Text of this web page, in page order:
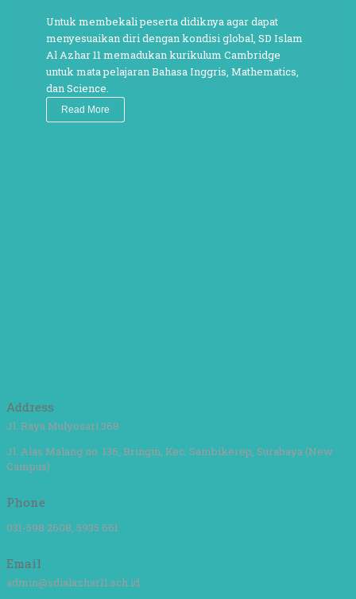
Untuk membekali peserta didiknya agar dapat
menyesuaikan diri dengan kondisi global, SD Islam
Al Azhar 11 memadukan kurikulum Cambridge
untuk mata pelajaran Bahasa Inggris, Mathematics,
dan Science.
Read More
Address
Jl. Raya Mulyosari 368
Jl. Alas Malang no. 136, Bringin, Kec. Sambikerep, Surabaya (New
Campus)
Phone
031-598 2608, 5935 661
Email
admin@sdialazhar11.sch.id